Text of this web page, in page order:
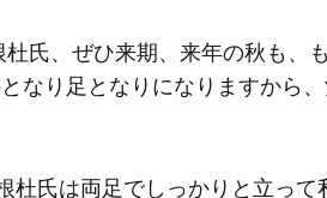
氏、ぜひ来期、来年の秋も、
なり足となりになりますから
杜氏は両足でしっかりと立って